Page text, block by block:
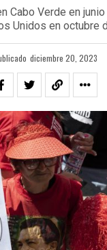
Cabo Verde en
Unidos en octubre
diciembre 20, 2023